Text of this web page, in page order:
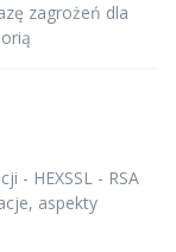
zagrożeń dla
- HEXSSL - RSA
aspekty